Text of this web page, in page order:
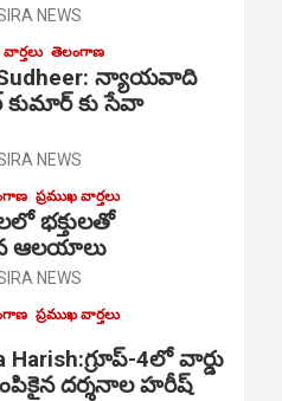
NEWS
తెలంగాణ
Sudheer: న్యాయవాది
కుమార్ కు సేవా
NEWS
ప్రముఖ వార్తలు
భక్తులతో
ఆల‌యాలు
NEWS
ప్రముఖ వార్తలు
Harish:గ్రూప్-4లో వార్డు
దర్శనాల హరీష్